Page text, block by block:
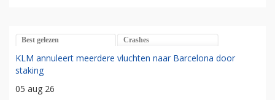
Best gelezen Crashes
KLM annuleert meerdere vluchten naar Barcelona door
staking
05 aug 26